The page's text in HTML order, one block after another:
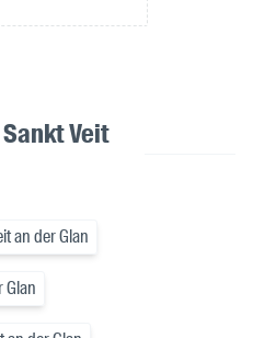
Veit
an der Glan
Glan